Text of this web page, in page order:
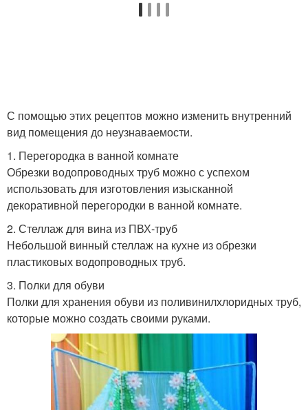
С помощью этих рецептов можно изменить внутренний
вид помещения до неузнаваемости.
1. Перегородка в ванной комнате
Обрезки водопроводных труб можно с успехом
использовать для изготовления изысканной
декоративной перегородки в ванной комнате.
2. Стеллаж для вина из ПВХ-труб
Небольшой винный стеллаж на кухне из обрезки
пластиковых водопроводных труб.
3. Полки для обуви
Полки для хранения обуви из поливинилхлоридных труб,
которые можно создать своими руками.